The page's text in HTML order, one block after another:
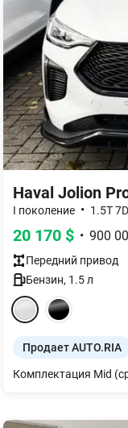
Haval Jolion
I поколение • 1.5T
20 170 $ • 900
Передний привод
Бензин, 1.5л
Продает AUTO.RIA